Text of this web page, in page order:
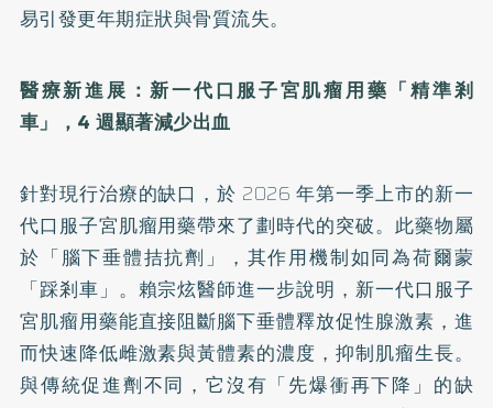
易引發更年期症狀與骨質流失。
醫療新進展：新一代口服子宮肌瘤用藥「精準剎
車」，4 週顯著減少出血
針對現行治療的缺口，於 2026 年第一季上市的新一
代口服子宮肌瘤用藥帶來了劃時代的突破。此藥物屬
於「腦下垂體拮抗劑」，其作用機制如同為荷爾蒙
「踩剎車」。賴宗炫醫師進一步說明，新一代口服子
宮肌瘤用藥能直接阻斷腦下垂體釋放促性腺激素，進
而快速降低雌激素與黃體素的濃度，抑制肌瘤生長。
與傳統促進劑不同，它沒有「先爆衝再下降」的缺